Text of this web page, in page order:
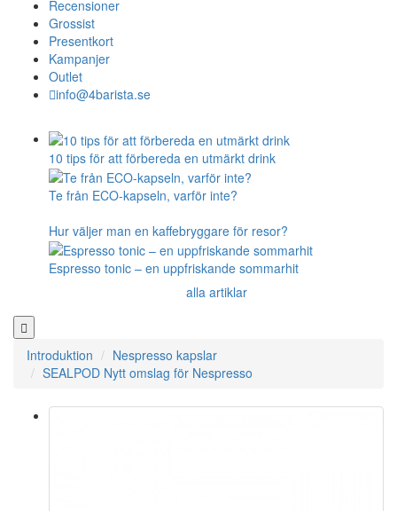
Recensioner
Grossist
Presentkort
Kampanjer
Outlet
info@4barista.se
10 tips för att förbereda en utmärkt drink
Te från ECO-kapseln, varför inte?
Hur väljer man en kaffebryggare för resor?
Espresso tonic – en uppfriskande sommarhit
alla artiklar
Introduktion
Nespresso kapslar
SEALPOD Nytt omslag för Nespresso